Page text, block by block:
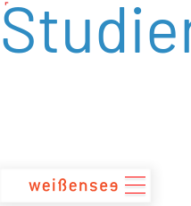
zum
Inhalt